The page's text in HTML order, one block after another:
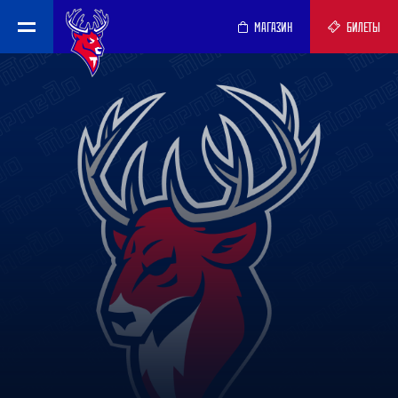
МАГАЗИН БИЛЕТЫ